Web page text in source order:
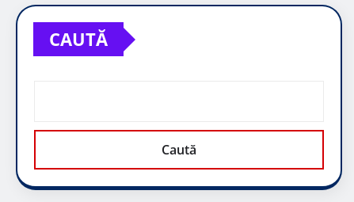
CAUTĂ
Caută